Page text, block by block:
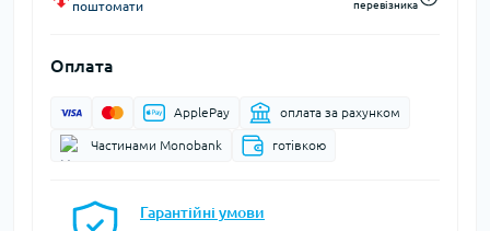
поштомати
перевізника
Оплата
ApplePay оплата за рахунком
Частинами Monobank готівкою
Гарантійні умови